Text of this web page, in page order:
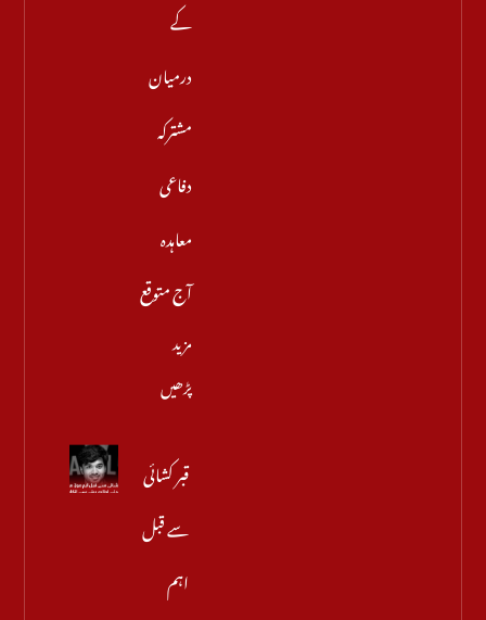
کے
درمیان
مشترکہ
دفاعی
معاہدہ
آج متوقع
مزید
پڑھیں
قبر کشائی
سے قبل
اہم